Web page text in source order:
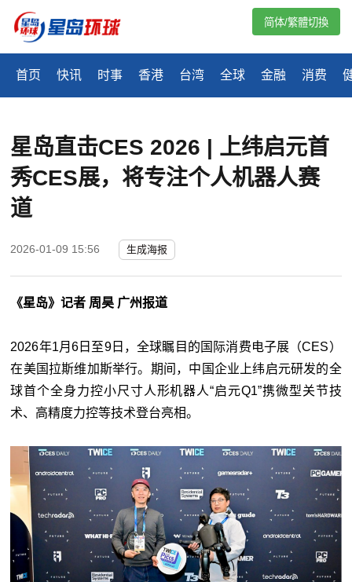
首页 快讯 时事 香港 台湾 全球 金融 消费
简体/繁體切換
星岛直击CES 2026 | 上纬启元首
秀CES展，将专注个人机器人赛
道
2026-01-09 15:56 生成海报
《星岛》记者 周昊 广州报道
2026年1月6日至9日，全球瞩目的国际消费电子展（CES）
在美国拉斯维加斯举行。期间，中国企业上纬启元研发的全
球首个全身力控小尺寸人形机器人“启元Q1”携微型关节技
术、高精度力控等技术登台亮相。